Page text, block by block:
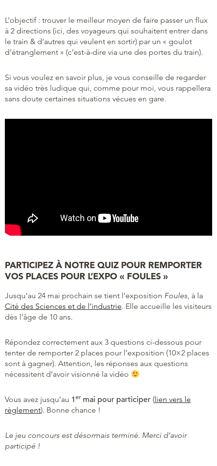
L’objectif : trouver le meilleur moyen de faire passer un flux
à 2 directions (ici, des voyageurs qui souhaitent entrer dans
le train & d’autres qui veulent en sortir) par un « goulot
d’étranglement » (c’est-à-dire via une des portes du train).
Si vous voulez en savoir plus, je vous conseille de regarder
sa vidéo très ludique qui, comme pour moi, vous rappellera
sans doute certaines situations vécues en gare.
PARTICIPEZ À NOTRE QUIZ POUR REMPORTER
VOS PLACES POUR L’EXPO « FOULES »
Jusqu’au 24 mai prochain se tient l’exposition Foules, à la
Cité des Sciences et de l’industrie. Elle accueille les visiteurs
dès l’âge de 10 ans.
Répondez correctement aux 3 questions ci-dessous pour
tenter de remporter 2 places pour l’exposition (10×2 places
sont à gagner). Attention, les réponses aux questions
nécessitent d’avoir visionné la vidéo
Vous avez jusqu’au 1er mai pour participer ( lien vers le
règlement). Bonne chance !
Le jeu concours est désormais terminé. Merci d’avoir
participé !